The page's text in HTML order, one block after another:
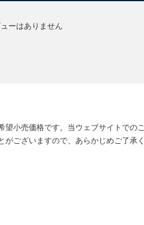
ーはありません
小売価格です。当ウェブサイトで
ございますので、あらかじめご了承く